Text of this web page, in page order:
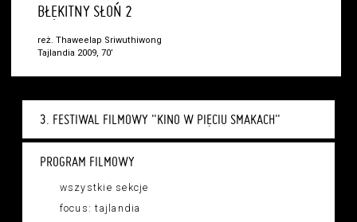
3. FESTIWAL FILMOWY "KINO W PIĘCIU SMAKACH"
PROGRAM FILMOWY
wszystkie sekcje
focus: tajlandia
BŁĘKITNY SŁOŃ 2
reż. Thaweelap Sriwuthiwong
Tajlandia 2009, 70’